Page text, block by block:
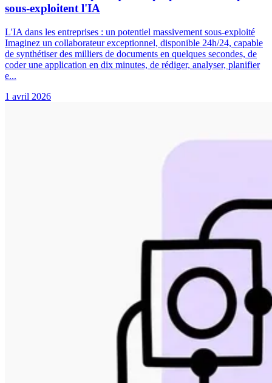
sous-exploitent l'IA
L'IA dans les entreprises : un potentiel massivement sous-exploité
Imaginez un collaborateur exceptionnel, disponible 24h/24, capable
de synthétiser des milliers de documents en quelques secondes, de
coder une application en dix minutes, de rédiger, analyser, planifier
e...
1 avril 2026